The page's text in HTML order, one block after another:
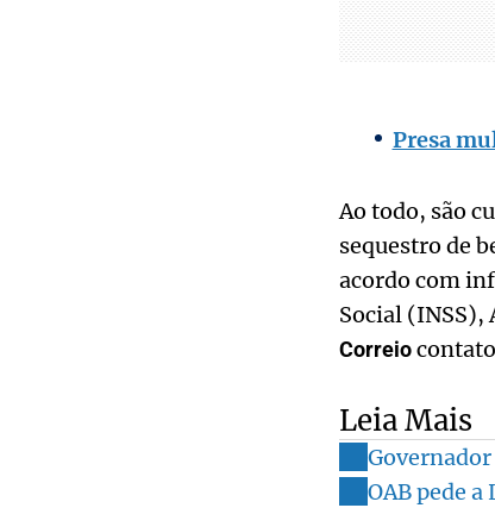
Presa
Ao todo, são
sequestro de
acordo com
Social (INSS),
Correio
Leia Mais
OAB pede